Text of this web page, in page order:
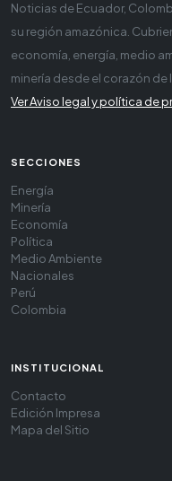
Noticias de Ecuador,
su región amazónica.
economía, energía, medio
minería desde el corazón de
Ver Aviso legal y política de
SECCIONES
Energía
Minería
Economía
Política
Medio Ambiente
Nacionales
Perú
Colombia
INSTITUCIONAL
Contacto
Edición Impresa
Mapa del Sitio